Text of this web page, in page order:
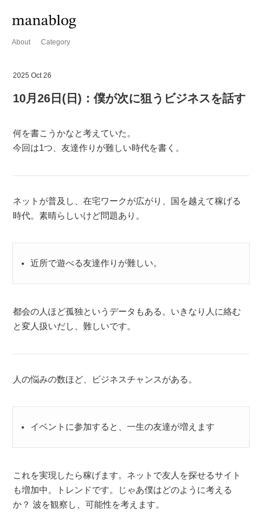
About Category
2025 Oct 26
10月26日(日)：僕が次に狙うビジネスを話す
何を書こうかなと考えていた。
今回は1つ、友達作りが難しい時代を書く。
ネットが普及し、在宅ワークが広がり、国を越えて稼げる
時代。素晴らしいけど問題あり。
近所で遊べる友達作りが難しい。
都会の人ほど孤独というデータもある。いきなり人に絡む
と変人扱いだし、難しいです。
人の悩みの数ほど、ビジネスチャンスがある。
イベントに参加すると、一生の友達が増えます
これを実現したら稼げます。ネットで友人を探せるサイト
も増加中。トレンドです。じゃあ僕はどのように考える
か？ 波を観察し、可能性を考えます。